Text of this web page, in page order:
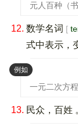
元人百种（
12. 数学名词
式中表示，
例如 ：
一元二次方程
13. 民众，百姓